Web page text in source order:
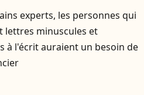
experts, les personnes qui
lettres minuscules et
à l'écrit auraient un besoin de